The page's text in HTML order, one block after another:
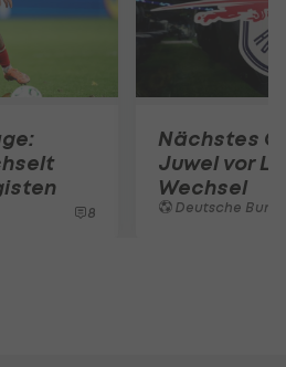
8
Nächstes
Juwel vor
Wechsel
Deutsche